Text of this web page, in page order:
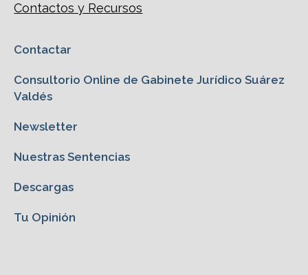
Contactos y Recursos
Contactar
Consultorio Online de Gabinete Jurídico Suárez
Valdés
Newsletter
Nuestras Sentencias
Descargas
Tu Opinión